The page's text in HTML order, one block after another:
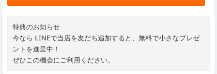
特典のお知らせ
今なら LINEで当店を友だち追加すると、無料で小さなプレゼ
ントを進呈中！
ぜひこの機会にご利用ください。